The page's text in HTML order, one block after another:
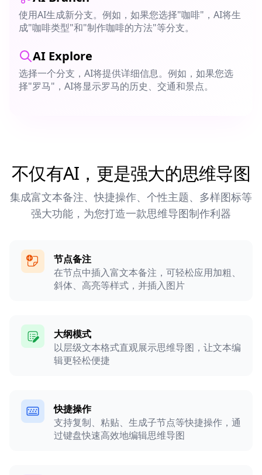
使用AI生成新分支。例如，如果您选择"咖啡"，AI将生
成"咖啡类型"和"制作咖啡的方法"等分支。
AI Explore
选择一个分支，AI将提供详细信息。例如，如果您选
择"罗马"，AI将显示罗马的历史、交通和景点。
不仅有AI，更是强大的思维导图
集成富文本备注、快捷操作、个性主题、多样图标等
强大功能，为您打造一款思维导图制作利器
节点备注
在节点中插入富文本备注，可轻松应用加粗、
斜体、高亮等样式，并插入图片
大纲模式
以层级文本格式直观展示思维导图，让文本编
辑更轻松便捷
快捷操作
支持复制、粘贴、生成子节点等快捷操作，通
过键盘快速高效地编辑思维导图